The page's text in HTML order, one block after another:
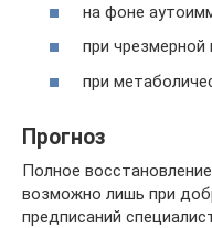
на фоне
при чрезмерной
при
Прогноз
Полное
возможно лишь при
предписаний